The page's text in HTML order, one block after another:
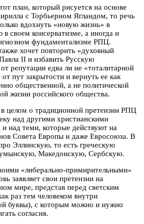
план, который рисуется на основе
с Торбьерном Ягландом, то речь
вдохнуть «новую жизнь» в
в своем консерватизме, а иногда и
фундаментализме РПЦ.
хочет повторить «духовный
II и избавить Русскую
репутации едва ли не «тоталитарной
пут закрытости и вернуть ее как
общественной, а не политической
жизни российского общества.
целом о традиционной претензии РПЦ
над другими христианскими
над теми, которые действуют на
Совета Европы и даже Евросоюза. В
Эллинскую, то есть греческую
Македонскую, Сербскую.
«либерально-примирительными»
заявляет свои претензии на
мире, представ перед светским
раз тем человеком внутри
буквы), с которым можно и нужно
согласия.